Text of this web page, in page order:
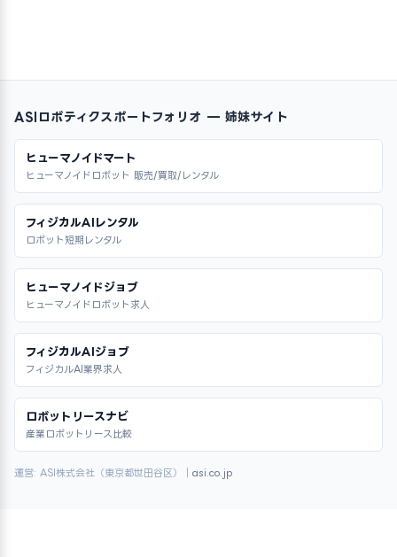
ASIロボティクスポートフォリオ — 姉妹サイト
ヒューマノイドマート
ヒューマノイドロボット 販売/買取/レンタル
フィジカルAIレンタル
ロボット短期レンタル
ヒューマノイドジョブ
ヒューマノイドロボット求人
フィジカルAIジョブ
フィジカルAI業界求人
ロボットリースナビ
産業ロボットリース比較
運営: ASI株式会社（東京都世田谷区）｜ asi.co.jp